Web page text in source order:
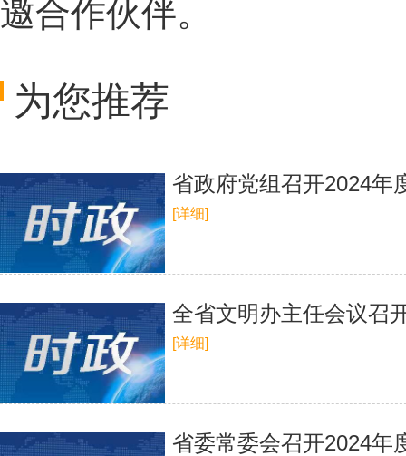
邀合作伙伴。
为您推荐
省政府党组召开2024年
[详细]
全省文明办主任会议召
[详细]
省委常委会召开2024年